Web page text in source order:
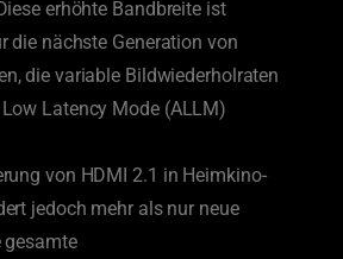
erhöhte Bandbreite ist
die nächste Generation von
die variable Bildwiederholraten
Latency Mode (ALLM)
von HDMI 2.1 in Heimkino-
jedoch mehr als nur neue
gesamte